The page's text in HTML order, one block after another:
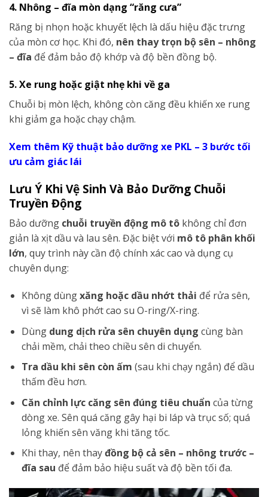
4. Nhông – đĩa mòn dạng “răng cưa”
Răng bị nhọn hoặc khuyết lệch là dấu hiệu đặc trưng
của mòn cơ học. Khi đó, nên thay trọn bộ sên – nhông
– đĩa để đảm bảo độ khớp và độ bền đồng bộ.
5. Xe rung hoặc giật nhẹ khi về ga
Chuỗi bị mòn lệch, không còn căng đều khiến xe rung
khi giảm ga hoặc chạy chậm.
Xem thêm Kỹ thuật bảo dưỡng xe PKL – 3 bước tối
ưu cảm giác lái
Lưu Ý Khi Vệ Sinh Và Bảo Dưỡng Chuỗi
Truyền Động
Bảo dưỡng chuỗi truyền động mô tô không chỉ đơn
giản là xịt dầu và lau sên. Đặc biệt với mô tô phân khối
lớn, quy trình này cần độ chính xác cao và dụng cụ
chuyên dụng:
Không dùngxăng hoặc dầu nhớt thải để rửa sên,
vì sẽ làm khô phớt cao su O-ring/X-ring.
Dùng dung dịch rửa sên chuyên dụng cùng bàn
chải mềm, chải theo chiều sên di chuyển.
Tra dầu khi sên còn ấm (sau khi chạy ngắn) để dầu
thấm đều hơn.
Căn chỉnh lực căng sên đúng tiêu chuẩn của từng
dòng xe. Sên quá căng gây hại bi láp và trục số; quá
lỏng khiến sên văng khi tăng tốc.
Khi thay, nên thayđồng bộ cả sên – nhông trước –
đĩa sau để đảm bảo hiệu suất và độ bền tối đa.